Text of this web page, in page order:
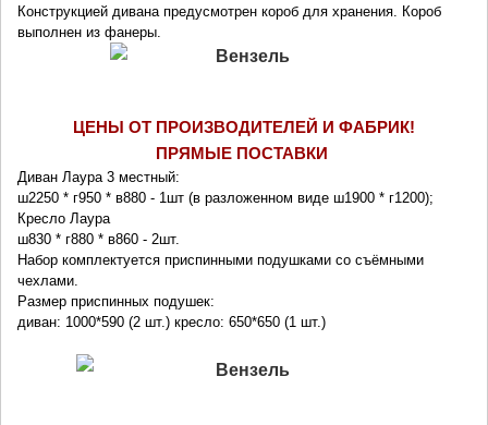
Конструкцией дивана предусмотрен короб для хранения. Короб
выполнен из фанеры.
ЦЕНЫ ОТ ПРОИЗВОДИТЕЛЕЙ И ФАБРИК!
ПРЯМЫЕ ПОСТАВКИ
Диван Лаура 3 местный:
ш2250 * г950 * в880 - 1шт (в разложенном виде ш1900 * г1200);
Кресло Лаура
ш830 * г880 * в860 - 2шт.
Набор комплектуется приспинными подушками со съёмными
чехлами.
Размер приспинных подушек:
диван: 1000*590 (2 шт.) кресло: 650*650 (1 шт.)